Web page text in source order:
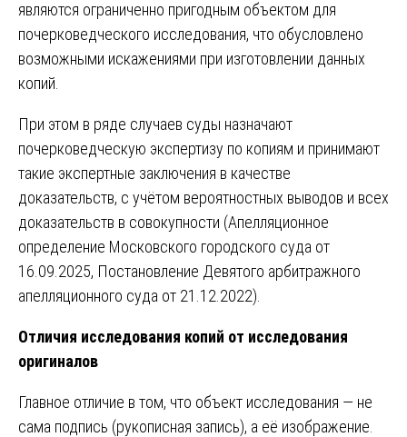
являются ограниченно пригодным объектом для
почерковедческого исследования, что обусловлено
возможными искажениями при изготовлении данных
копий.
При этом в ряде случаев суды назначают
почерковедческую экспертизу по копиям и принимают
такие экспертные заключения в качестве
доказательств, с учётом вероятностных выводов и всех
доказательств в совокупности (Апелляционное
определение Московского городского суда от
16.09.2025, Постановление Девятого арбитражного
апелляционного суда от 21.12.2022).
Отличия исследования копий от исследования
оригиналов
Главное отличие в том, что объект исследования — не
сама подпись (рукописная запись), а её изображение.